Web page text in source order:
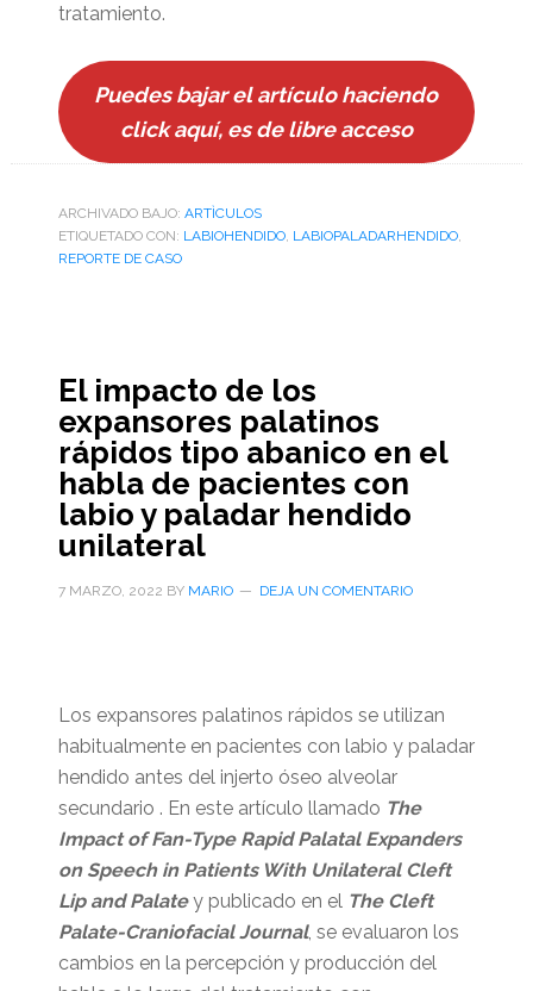
tratamiento.
Puedes bajar el artículo haciendo
click aquí, es de libre acceso
ARCHIVADO BAJO: ARTÌCULOS
ETIQUETADO CON: LABIOHENDIDO, LABIOPALADARHENDIDO,
REPORTE DE CASO
El impacto de los
expansores palatinos
rápidos tipo abanico en el
habla de pacientes con
labio y paladar hendido
unilateral
7 MARZO, 2022 BY MARIO DEJA UN COMENTARIO
Los expansores palatinos rápidos se utilizan
habitualmente en pacientes con labio y paladar
hendido antes del injerto óseo alveolar
secundario . En este artículo llamado The
Impact of Fan-Type Rapid Palatal Expanders
on Speech in Patients With Unilateral Cleft
Lip and Palatey publicado en el The Cleft
Palate-Craniofacial Journal, se evaluaron los
cambios en la percepción y producción del